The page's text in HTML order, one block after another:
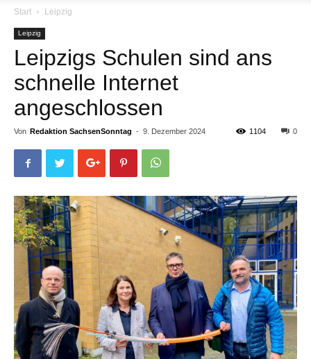
Start Leipzig
Leipzig
Leipzigs Schulen sind ans
schnelle Internet
angeschlossen
Von Redaktion SachsenSonntag - 9. Dezember 2024 0
1104